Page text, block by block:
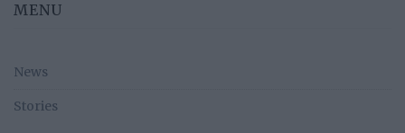
MENU
News
Stories